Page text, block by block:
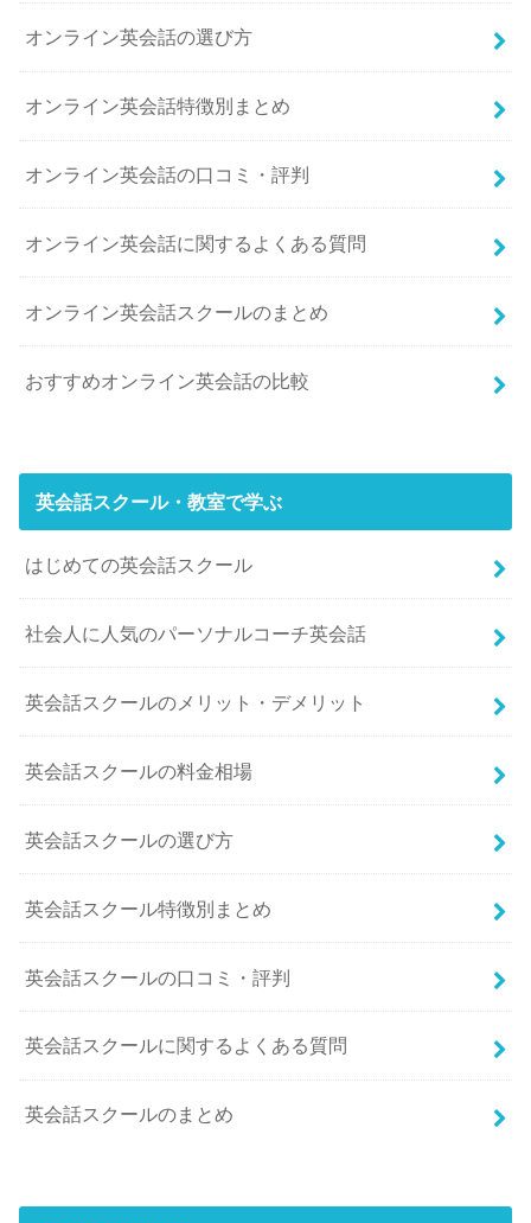
オンライン英会話の選び方
オンライン英会話特徴別まとめ
オンライン英会話の口コミ・評判
オンライン英会話に関するよくある質問
オンライン英会話スクールのまとめ
おすすめオンライン英会話の比較
英会話スクール・教室で学ぶ
はじめての英会話スクール
社会人に人気のパーソナルコーチ英会話
英会話スクールのメリット・デメリット
英会話スクールの料金相場
英会話スクールの選び方
英会話スクール特徴別まとめ
英会話スクールの口コミ・評判
英会話スクールに関するよくある質問
英会話スクールのまとめ